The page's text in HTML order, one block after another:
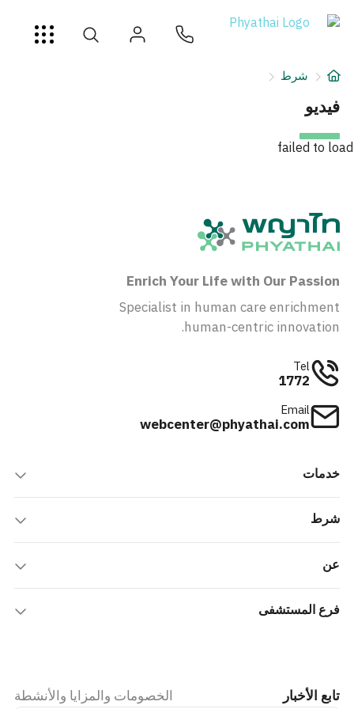
ไทย
English
عن
شرط
فيديو
failed to load
Enrich Your Life with Our Passion
Specialist in human care enrichment
human-centric innovation.
Tel
1772
Email
webcenter@phyathai.com
خدمات
شرط
عن
فرع المستشفى
تابع الأخبار الخصومات والمزايا والأنشطة